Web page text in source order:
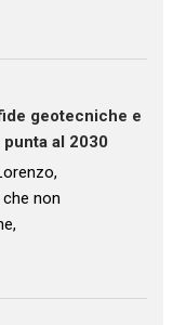
geotecniche e
al 2030
non